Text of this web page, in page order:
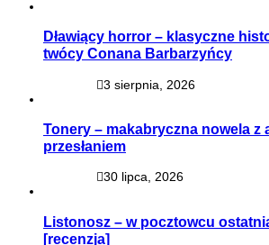
Dławiący horror – klasyczne
twócy Conana Barbarzyńcy
3 sierpnia, 2026
Tonery – makabryczna nowela z
przesłaniem
30 lipca, 2026
Listonosz – w pocztowcu
[recenzja]